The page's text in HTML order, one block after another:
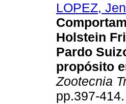
LOPEZ,
Holstein
Pardo
propósito
Zootecnia
pp.397-